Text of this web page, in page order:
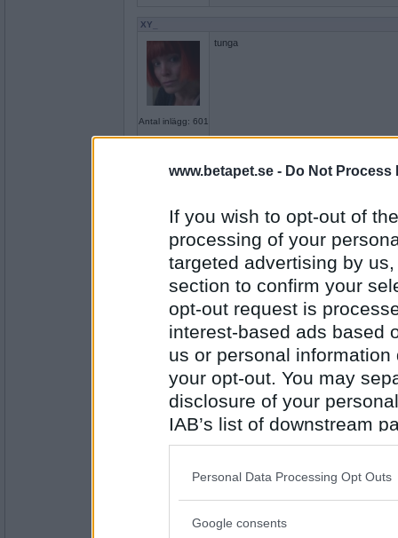
www.betapet.se - Do Not Process
If you wish to opt-out of
processing of your
targeted advertising by
section to confirm your
opt-out request is
interest-based ads based
us or personal
your opt-out. You may
disclosure of your
IAB’s list of downstream
also be disclosed by us
Downstream Participants
Please note that this
Personal Data Processing Opt Outs
Google consents
XY_
Antal inlägg: 601
tunga
Antal inlägg:
1611
Slicka
-linispinis-
Antal inlägg: 104
isglass
Antal inlägg:
vanilj